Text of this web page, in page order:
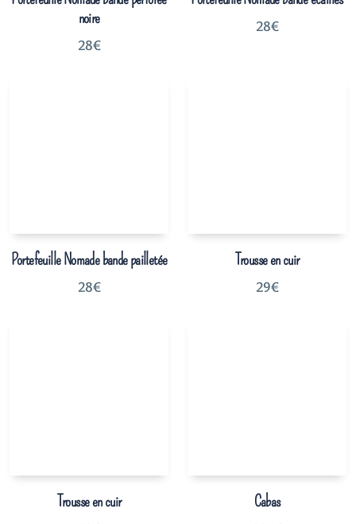
noire
28€
28€
Portefeuille Nomade bande pailletée
28€
Trousse en cuir
29€
Trousse en cuir Cabas